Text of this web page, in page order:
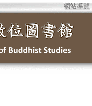
網站導覽